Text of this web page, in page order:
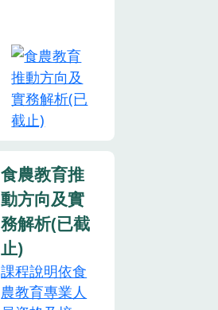
業領域課程)-
B2飲食及營養
領域課程，課
程表如后。注
意事項主辦單
程，以及接受
報名與否之權
利。將依報名
順序於截止日
期後，寄送錄
取通知。為尊
重智慧財產
單位將於115
年8月17日(星
期一)以電子郵
件寄發錄取通
知，錄取學員
時報到，並全
程參與課程。
若無法參與，
請於8月18日
(星期二)下午3
時前通知本場
(電話：089-
件信箱：
並親自至系統
取消報名，以
利候補及後續
珍惜訓練資
源，參訓人員
請全程參與，
如不克參加或
未能全程參
與，請提前通
知本場，俾便
食農教育專業
人員資格及培
訓辦法第二條
所定，中央主
人員共同培訓
時數，「食農
教育推動方向
及實務解析」
課程，共計採
認5小時。 注
意事項1.依據
食農教育推
動方向及實
務解析(已截
止)
課程說明依食
農教育專業人